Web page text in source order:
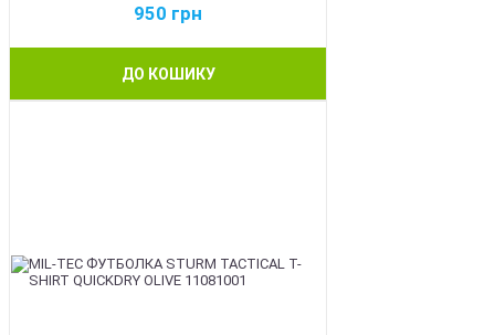
950 грн
ДО КОШИКУ